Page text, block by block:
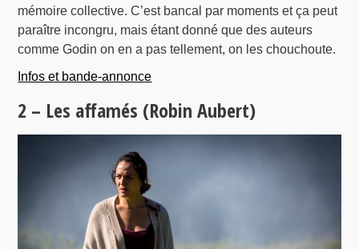
mémoire collective. C’est bancal par moments et ça peut
paraître incongru, mais étant donné que des auteurs
comme Godin on en a pas tellement, on les chouchoute.
Infos et bande-annonce
2 – Les affamés (Robin Aubert)